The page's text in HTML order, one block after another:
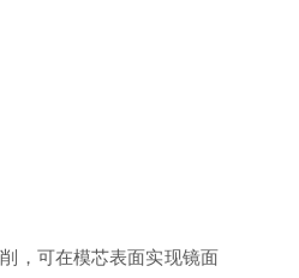
，可在模芯表面实现镜面